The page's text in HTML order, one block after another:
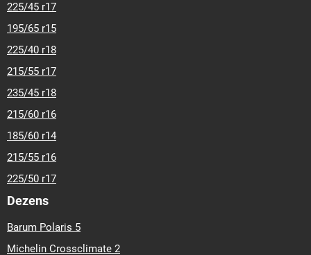
225/45 r17
195/65 r15
225/40 r18
215/55 r17
235/45 r18
215/60 r16
185/60 r14
215/55 r16
225/50 r17
Dezens
Barum Polaris 5
Michelin Crossclimate 2